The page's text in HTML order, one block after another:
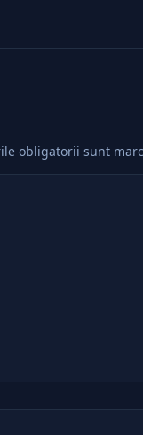
obligatorii sunt